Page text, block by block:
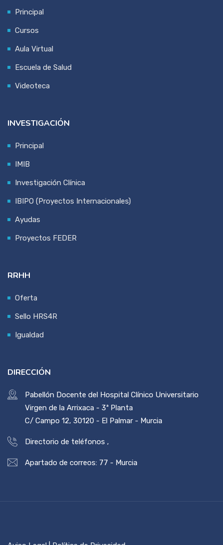
Principal
Cursos
Aula Virtual
Escuela de Salud
Videoteca
INVESTIGACIÓN
Principal
IMIB
Investigación Clínica
IBIPO (Proyectos Internacionales)
Ayudas
Proyectos FEDER
RRHH
Oferta
Sello HRS4R
Igualdad
DIRECCIÓN
Pabellón Docente del Hospital Clínico Universitario
Virgen de la Arrixaca - 3ª Planta
C/ Campo 12, 30120 - El Palmar - Murcia
Directorio de teléfonos ,
Apartado de correos: 77 - Murcia